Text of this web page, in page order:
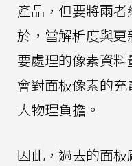
產品，但要將兩
於，當解析度與
要處理的像素資
會對面板像素的
大物理負擔。
因此，過去的面